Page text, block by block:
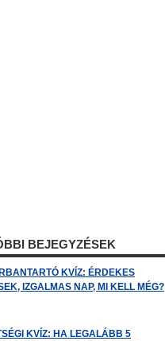
BEJEGYZÉSEK
KVÍZ: ÉRDEKES
IZGALMAS NAP, MI KELL MÉG?
KVÍZ: HA LEGALÁBB 5